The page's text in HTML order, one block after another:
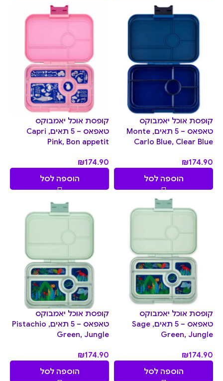
קופסת אוכל יאמבוקס
טאפאס – 5 תאים, Monte
Carlo Blue, Clear Blue
₪174.90
הוספה לסל
קופסת אוכל יאמבוקס
טאפאס – 5 תאים, Capri
Pink, Bon appetit
₪174.90
הוספה לסל
קופסת אוכל יאמבוקס
טאפאס – 5 תאים, Sage
Green, Jungle
₪174.90
הוספה לסל
קופסת אוכל יאמבוקס
טאפאס – 5 תאים, Pistachio
Green, Jungle
₪174.90
הוספה לסל